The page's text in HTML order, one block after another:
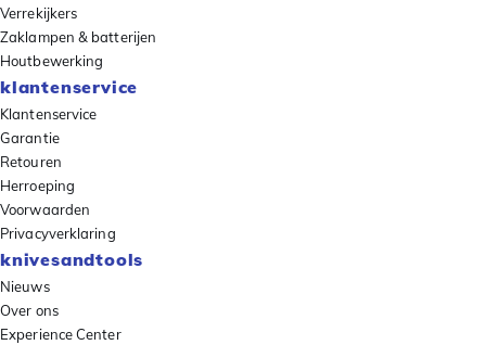
Verrekijkers
Zaklampen & batterijen
Houtbewerking
klantenservice
Klantenservice
Garantie
Retouren
Herroeping
Voorwaarden
Privacyverklaring
knivesandtools
Nieuws
Over ons
Experience Center